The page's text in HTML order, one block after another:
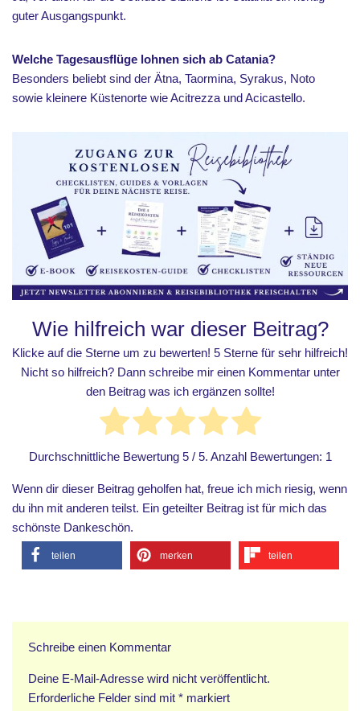
guter Ausgangspunkt.
Welche Tagesausflüge lohnen sich ab Catania?
Besonders beliebt sind der Ätna, Taormina, Syrakus, Noto
sowie kleinere Küstenorte wie Acitrezza und Acicastello.
Wie hilfreich war dieser Beitrag?
Klicke auf die Sterne um zu bewerten! 5 Sterne für sehr hilfreich!
Nicht so hilfreich? Dann schreibe mir einen Kommentar unter
den Beitrag was ich ergänzen sollte!
Durchschnittliche Bewertung 5/ 5. Anzahl Bewertungen: 1
Wenn dir dieser Beitrag geholfen hat, freue ich mich riesig, wenn
du ihn mit anderen teilst. Ein geteilter Beitrag ist für mich das
schönste Dankeschön.
teilen merken teilen
Schreibe einen Kommentar
Deine E-Mail-Adresse wird nicht veröffentlicht.
Erforderliche Felder sind mit * markiert